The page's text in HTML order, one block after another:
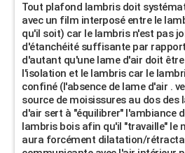
Tout plafond lambris doit
avec un film interposé entre le
qu'il soit) car le lambris n'est pas
d'étanchéité suffisante par
d'autant qu'une lame d'air doit
l'isolation et le lambris car le
confiné (l'absence de lame d'air .
source de moisissures au dos des
d'air sert à "équilibrer" l'ambiance
lambris bois afin qu'il "travaille" le
aura forcément dilatation/